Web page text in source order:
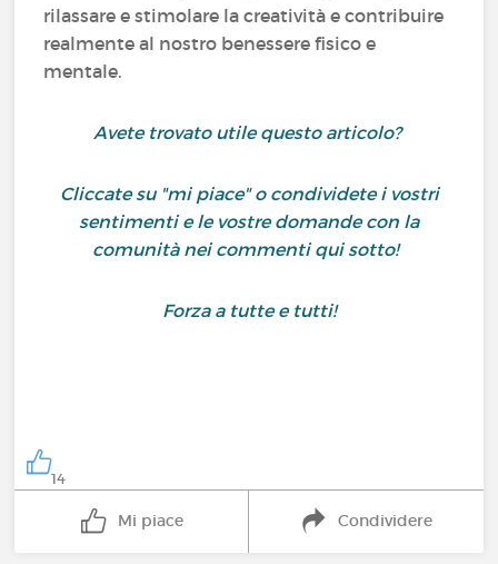
rilassare e stimolare la creatività e contribuire
realmente al nostro benessere fisico e
mentale.
Avete trovato utile questo articolo?
Cliccate su "mi piace" o condividete i vostri
sentimenti e le vostre domande con la
comunità nei commenti qui sotto!
Forza a tutte e tutti!
14
Mi piace Condividere